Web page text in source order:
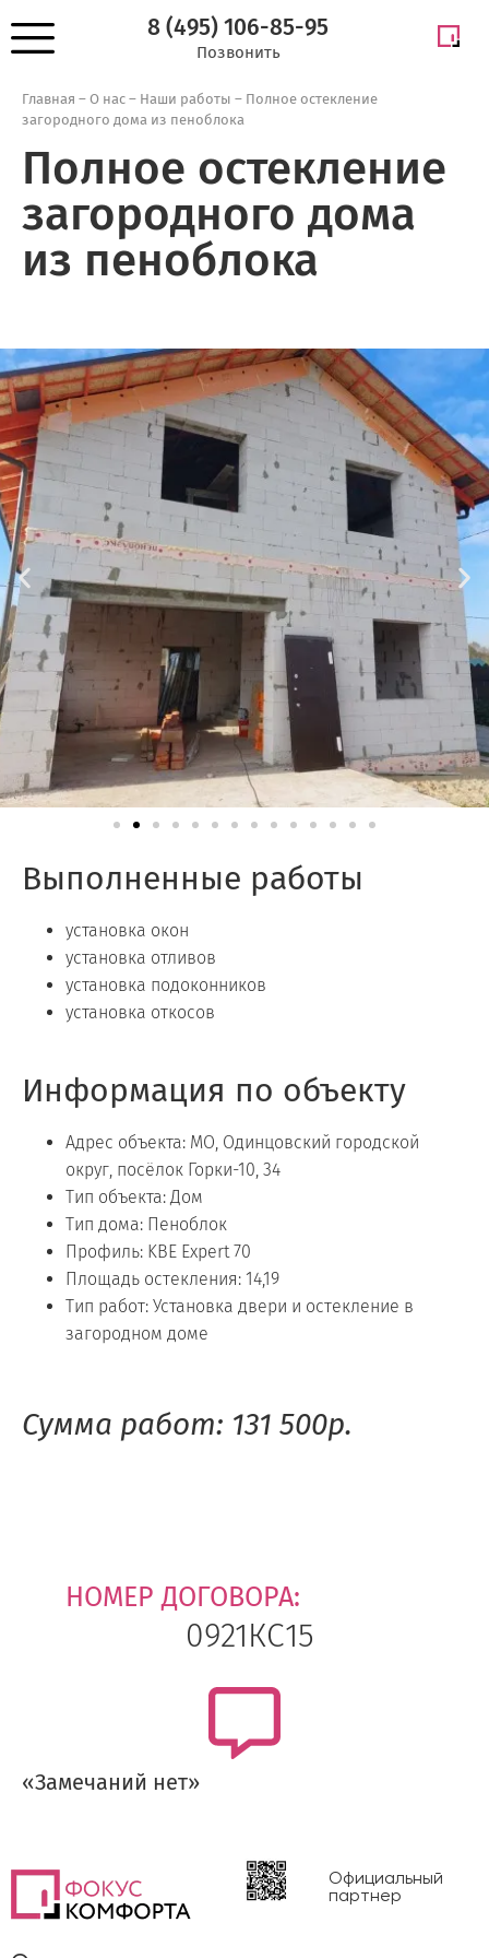
8 (495) 106-85-95
Позвонить
Главная – О нас – Наши работы – Полное остекление
загородного дома из пеноблока
Полное остекление
загородного дома
из пеноблока
Выполненные работы
установка окон
установка отливов
установка подоконников
установка откосов
Информация по объекту
Адрес объекта: МО, Одинцовский городской
округ, посёлок Горки-10, 34
Тип объекта: Дом
Тип дома: Пеноблок
Профиль: KBE Expert 70
Площадь остекления: 14,19
Тип работ: Установка двери и остекление в
загородном доме
Сумма работ: 131 500р.
НОМЕР ДОГОВОРА:
0921КС15
«Замечаний нет»
Официальный
партнер